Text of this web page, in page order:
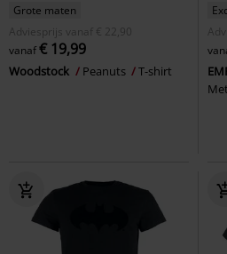
Grote maten
Adviesprijs
vanaf € 22,90
vanaf€ 19,99
Woodstock Peanuts T-shirt